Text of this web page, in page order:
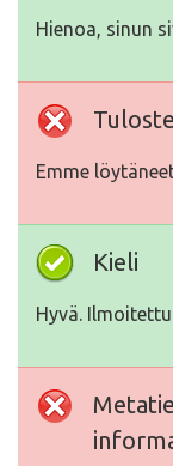
Hienoa, sinun
Emme
Kieli
Hyvä.